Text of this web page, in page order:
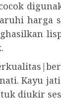
harga
Kayu
diukir